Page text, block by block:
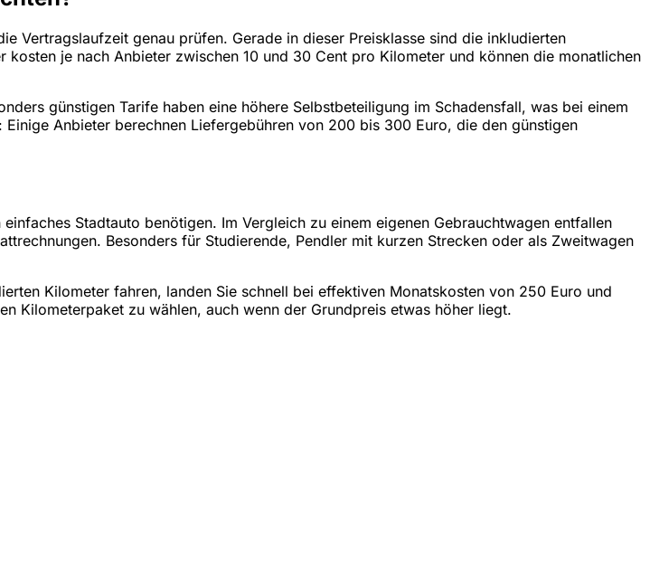
Vertragslaufzeit genau prüfen. Gerade in dieser Preisklasse sind die inkludierten
je nach Anbieter zwischen 10 und 30 Cent pro Kilometer und können die monatlichen
günstigen Tarife haben eine höhere Selbstbeteiligung im Schadensfall, was bei einem
Anbieter berechnen Liefergebühren von 200 bis 300 Euro, die den günstigen
Stadtauto benötigen. Im Vergleich zu einem eigenen Gebrauchtwagen entfallen
Besonders für Studierende, Pendler mit kurzen Strecken oder als Zweitwagen
Kilometer fahren, landen Sie schnell bei effektiven Monatskosten von 250 Euro und
Kilometerpaket zu wählen, auch wenn der Grundpreis etwas höher liegt.